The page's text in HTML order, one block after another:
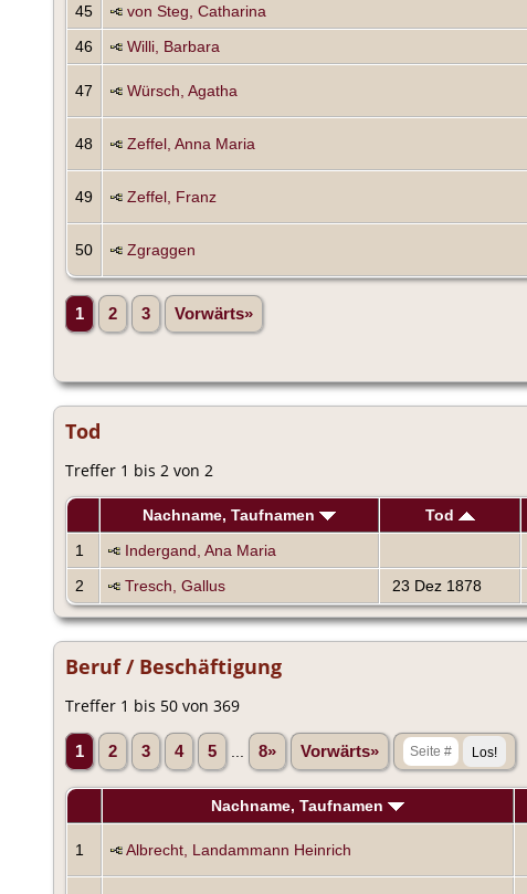
45
von Steg, Catharina
46
Willi, Barbara
47 Würsch, Agatha
48 Zeffel, Anna Maria
49 Zeffel, Franz
50 Zgraggen
1 2 3 Vorwärts»
Tod
Treffer 1 bis 2 von 2
Nachname, Taufnamen Tod
1
Indergand, Ana Maria
2
Tresch, Gallus 23 Dez 1878
Beruf / Beschäftigung
Treffer 1 bis 50 von 369
1 2 3 4 5 8» Vorwärts»
Nachname, Taufnamen
1 Albrecht, Landammann Heinrich